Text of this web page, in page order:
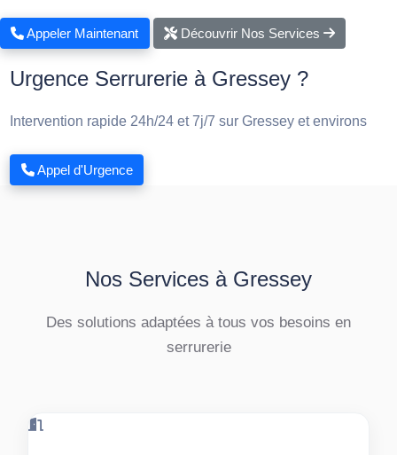
Appeler Maintenant Découvrir Nos Services
Urgence Serrurerie à Gressey ?
Intervention rapide 24h/24 et 7j/7 sur Gressey et environs
Appel d'Urgence
Nos Services à Gressey
Des solutions adaptées à tous vos besoins en
serrurerie